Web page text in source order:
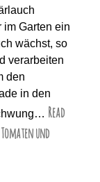
im Garten ein
wächst, so
verarbeiten
den
in den
Read
und